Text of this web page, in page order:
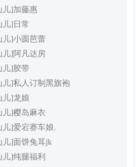
儿]加藤惠
儿]日常
儿]小圆芭蕾
儿]阿凡达房
儿]胶带
儿]私人订制黑旗袍
儿]龙娘
儿]樱岛麻衣
儿]爱宕赛车娘.
儿]面饼兔耳jk
儿]纯腿福利